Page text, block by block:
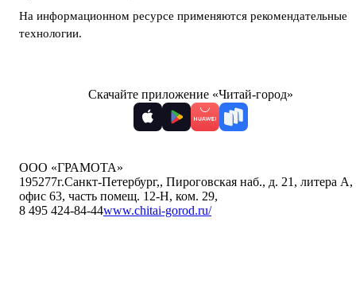
На информационном ресурсе применяются рекомендательные
технологии.
Скачайте приложение «Читай-город»
ООО «ГРАМОТА»
195277г.Санкт-Петербург,, Пироговская наб., д. 21, литера А,
офис 63, часть помещ. 12-Н, ком. 29,
8 495 424-84-44www.chitai-gorod.ru/